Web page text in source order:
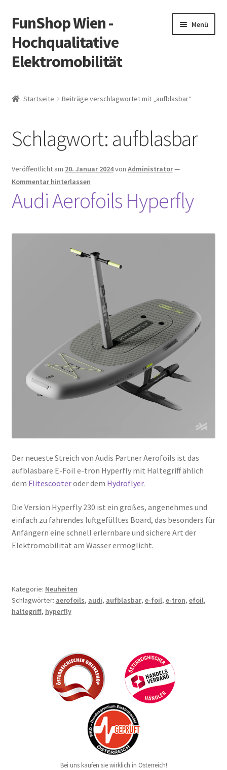
Zur
Navigation
springen
Zum
Inhalt
springen
FunShop Wien -
Hochqualitative
Elektromobilität
Menü
Vorsicht Internetbetrug
Über FunShop
Impressum
Startseite Beiträge verschlagwortet mit „aufblasbar“
Schlagwort: aufblasbar
Veröffentlicht am 20. Januar 2024von Administrator—
Kommentar hinterlassen
Audi Aerofoils Hyperfly
Der neueste Streich von Audis Partner Aerofoils ist das
aufblasbare E-Foil e-tron Hyperfly mit Haltegriff ählich
dem Flitescooteroder dem Hydroflyer.
Die Version Hyperfly 230 ist ein großes, angenehmes und
einfach zu fahrendes luftgefülltes Board, das besonders für
Anfängern eine schnell erlernbare und sichere Art der
Elektromobilität am Wasser ermöglicht.
Kategorie: Neuheiten
Schlagwörter: aerofoils, audi, aufblasbar, e-foil, e-tron, efoil,
haltegriff, hyperfly
Bei uns kaufen sie wirklich in Österreich!